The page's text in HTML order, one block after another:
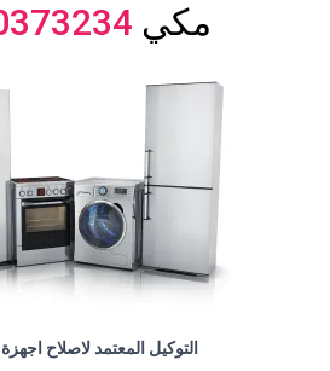
مكي
التوكيل المعتمد لاصلاح